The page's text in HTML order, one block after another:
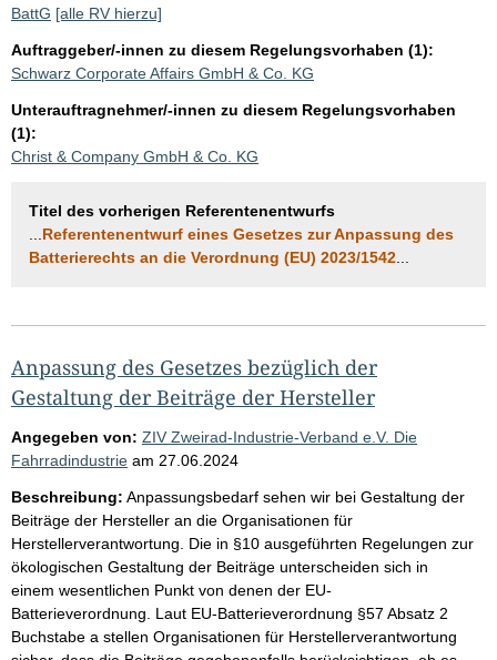
BattG [alle RV hierzu]
Auftraggeber/-innen zu diesem Regelungsvorhaben (1):
Schwarz Corporate Affairs GmbH & Co. KG
Unterauftragnehmer/-innen zu diesem Regelungsvorhaben
(1):
Christ & Company GmbH & Co. KG
Titel des vorherigen Referentenentwurfs
Referentenentwurf eines Gesetzes zur Anpassung des
Batterierechts an die Verordnung (EU) 2023/1542
Anpassung des Gesetzes bezüglich der
Gestaltung der Beiträge der Hersteller
Angegeben von: ZIV Zweirad-Industrie-Verband e.V. Die
Fahrradindustrie am 27.06.2024
Beschreibung: Anpassungsbedarf sehen wir bei Gestaltung der
Beiträge der Hersteller an die Organisationen für
Herstellerverantwortung. Die in §10 ausgeführten Regelungen zur
ökologischen Gestaltung der Beiträge unterscheiden sich in
einem wesentlichen Punkt von denen der EU-
Batterieverordnung. Laut EU-Batterieverordnung §57 Absatz 2
Buchstabe a stellen Organisationen für Herstellerverantwortung